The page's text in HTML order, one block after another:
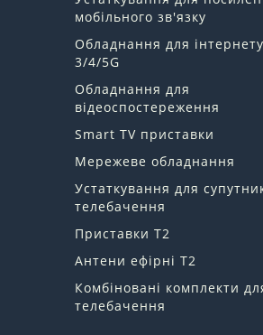
мобільного зв'язку
Обладнання для інтернету
3/4/5G
Обладнання для
відеоспостереження
Smart TV приставки
Мережеве обладнання
Устаткування для
телебачення
Приставки Т2
Антени ефірні Т2
Комбіновані комплекти
телебачення